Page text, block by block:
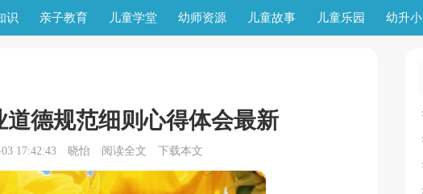
识 亲子教育 儿童学堂 幼师资源 儿童故事 儿童乐园 幼升小
道德规范细则心得体会最新
17:42:43 晓怡 阅读全文 下载本文